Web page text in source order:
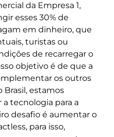
da Empresa 1,
esses 30% de
em dinheiro, que
turistas ou
de recarregar o
objetivo é de que a
os outros
Brasil, estamos
tecnologia para a
desafio é aumentar o
para isso,